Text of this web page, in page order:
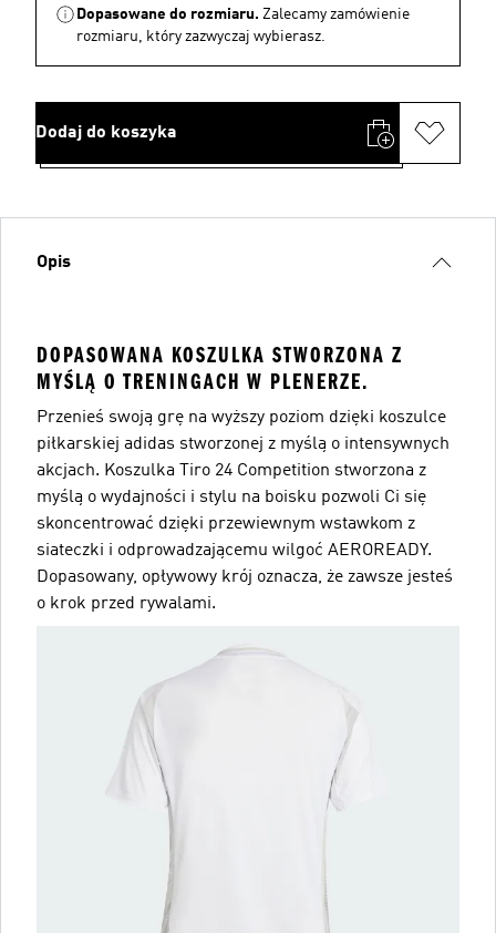
Dopasowane do rozmiaru. Zalecamy zamówienie
rozmiaru, który zazwyczaj wybierasz.
Dodaj do koszyka
Opis
DOPASOWANA KOSZULKA STWORZONA Z
MYŚLĄ O TRENINGACH W PLENERZE.
Przenieś swoją grę na wyższy poziom dzięki koszulce
piłkarskiej adidas stworzonej z myślą o intensywnych
akcjach. Koszulka Tiro 24 Competition stworzona z
myślą o wydajności i stylu na boisku pozwoli Ci się
skoncentrować dzięki przewiewnym wstawkom z
siateczki i odprowadzającemu wilgoć AEROREADY.
Dopasowany, opływowy krój oznacza, że zawsze jesteś
o krok przed rywalami.